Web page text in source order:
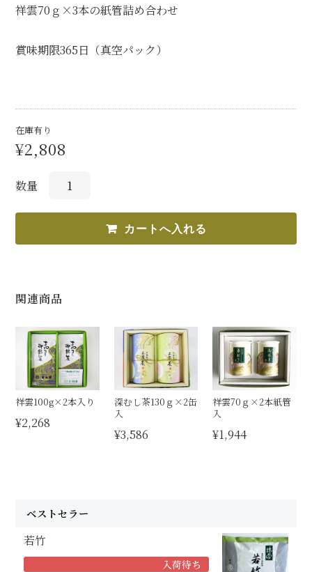
狭山茶の歴史と現在
お問合せ
祥雲70ｇ×3本の紙管詰め合わせ
賞味期限365日（真空パック）
在庫有り
¥2,808
数量
関連商品
祥雲100g×2本入り
¥2,268
深むし茶130ｇ×2缶
入
¥3,586
祥雲70ｇ×2本紙管
入
¥1,944
ベストセラー
若竹
入荷待ち